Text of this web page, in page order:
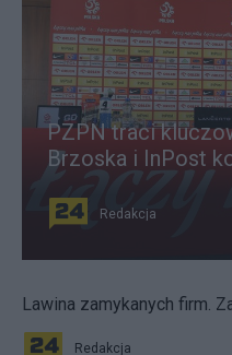
PZPN traci
Brzoska i InPost
Redakcja
Lawina zamykanych firm.
Redakcja